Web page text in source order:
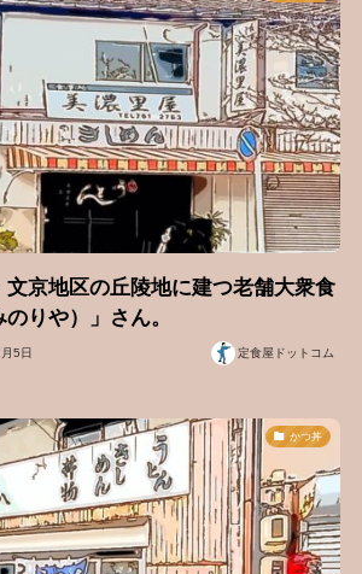
京地区の丘陵地に建つ老舗大衆食
りや）」さん。
5日 定食屋ドットコム
かつ丼